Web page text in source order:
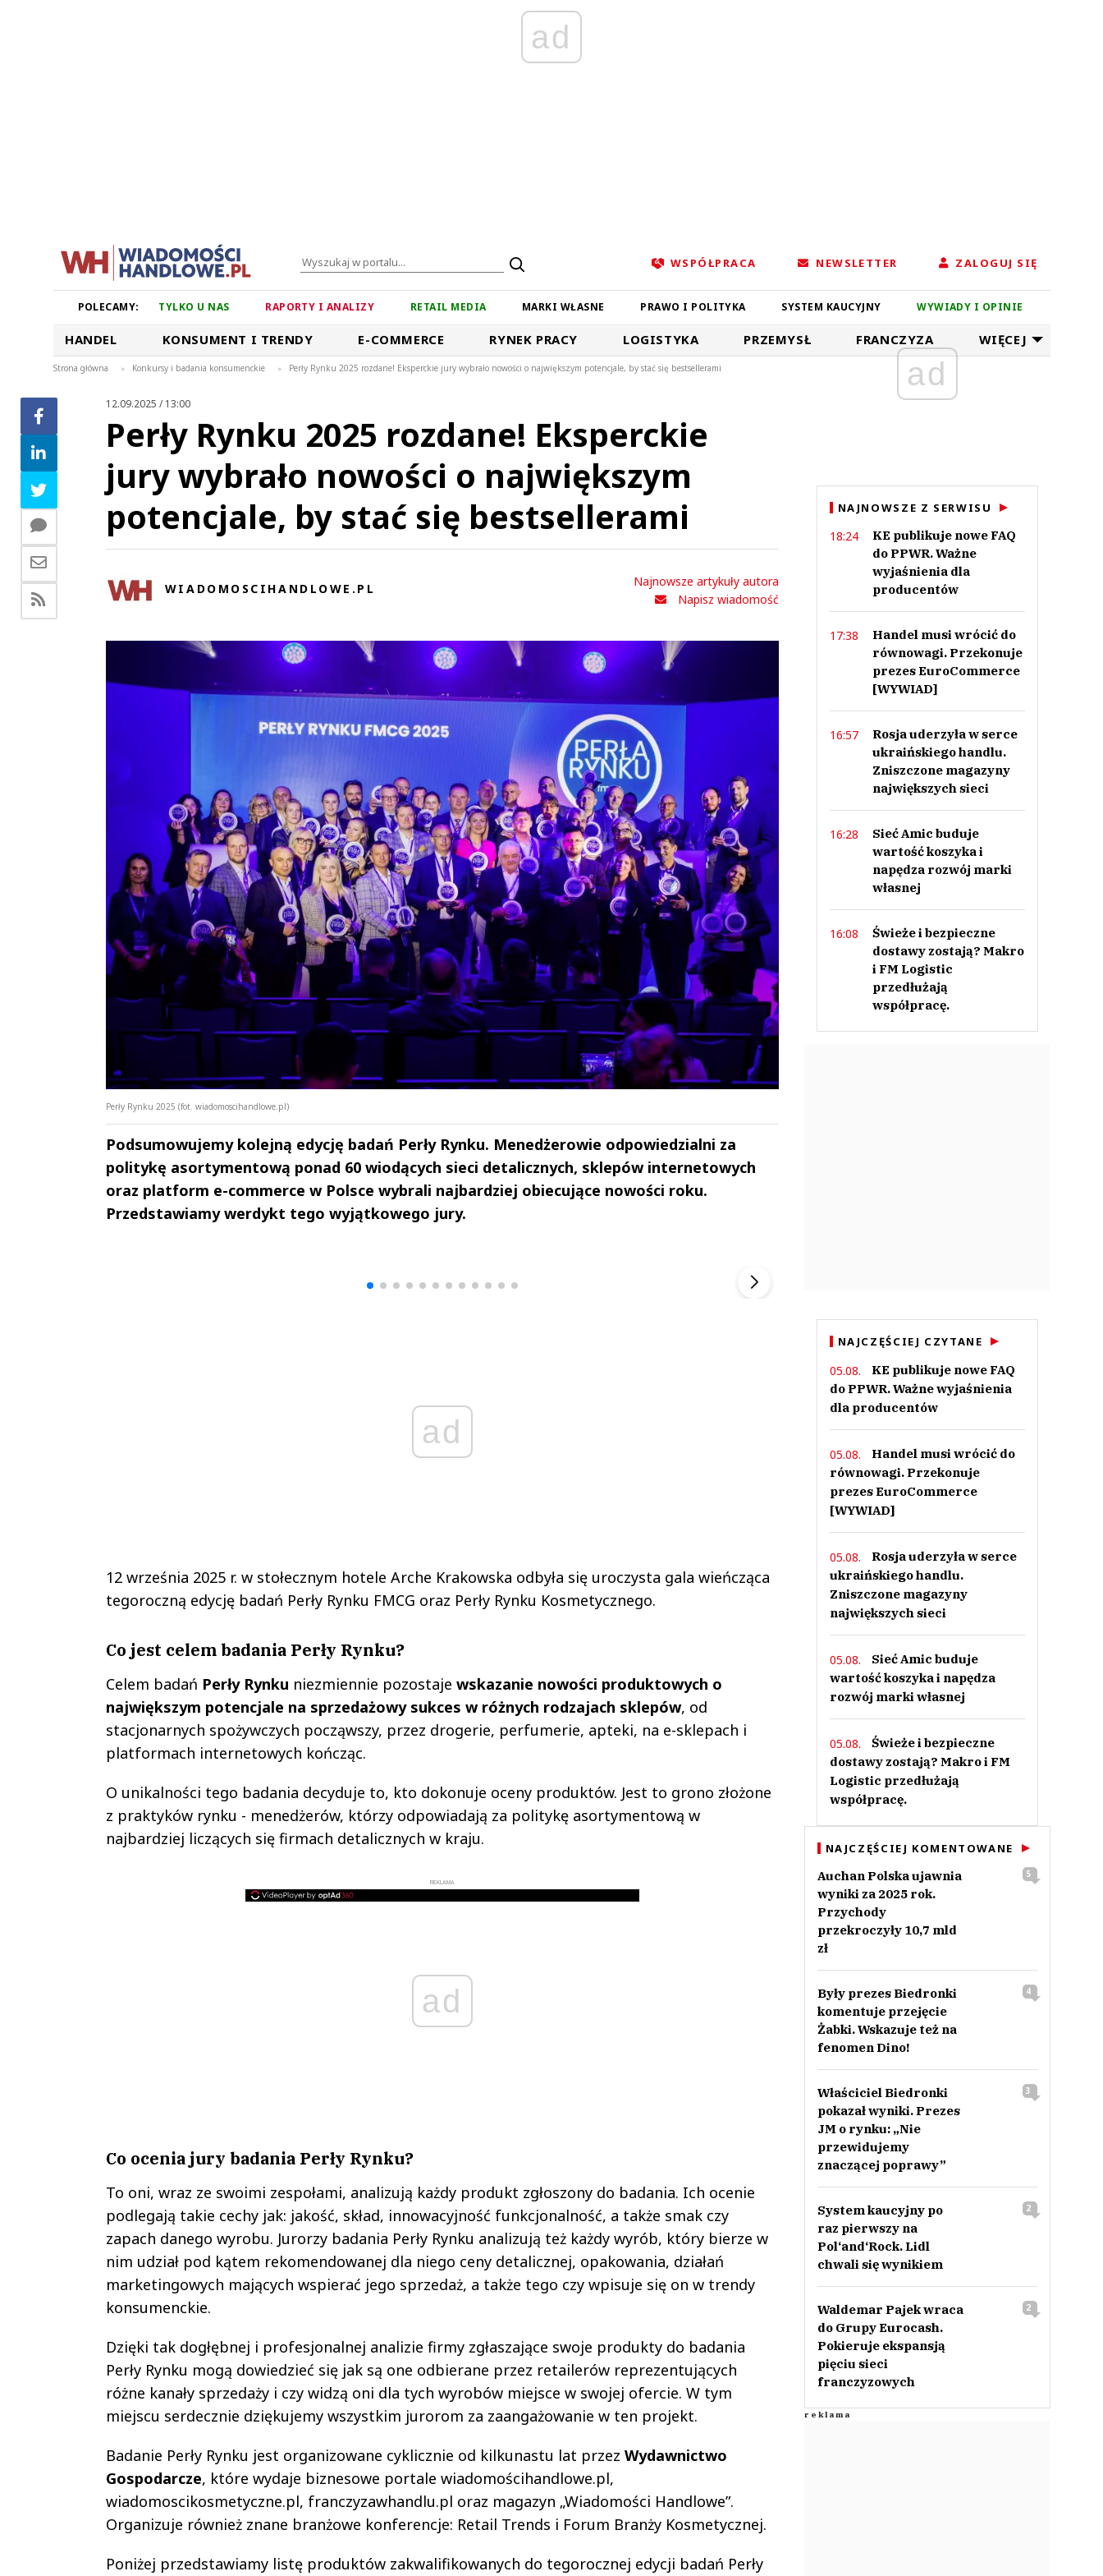
ad
WSPÓŁPRACA NEWSLETTER ZALOGUJ SIĘ
POLECAMY: TYLKO U NAS RAPORTY I ANALIZY RETAIL MEDIA MARKI WŁASNE PRAWO I POLITYKA SYSTEM KAUCYJNY WYWIADY I OPINIE
HANDEL KONSUMENT I TRENDY E-COMMERCE RYNEK PRACY LOGISTYKA PRZEMYSŁ FRANCZYZA WIĘCEJ
Strona główna > Konkursy i badania konsumenckie > Perły Rynku 2025 rozdane! Eksperckie jury wybrało nowości o największym potencjale, by stać się bestsellerami
12.09.2025 / 13:00
Perły Rynku 2025 rozdane! Eksperckie
jury wybrało nowości o największym
potencjale, by stać się bestsellerami
WIADOMOSCIHANDLOWE.PL
Najnowsze artykuły autora
Napisz wiadomość
Perły Rynku 2025 (fot. wiadomoscihandlowe.pl)
Podsumowujemy kolejną edycję badań Perły Rynku. Menedżerowie odpowiedzialni za
politykę asortymentową ponad 60 wiodących sieci detalicznych, sklepów internetowych
oraz platform e-commerce w Polsce wybrali najbardziej obiecujące nowości roku.
Przedstawiamy werdykt tego wyjątkowego jury.
ad
12 września 2025 r. w stołecznym hotele Arche Krakowska odbyła się uroczysta gala wieńcząca
tegoroczną edycję badań Perły Rynku FMCG oraz Perły Rynku Kosmetycznego.
Co jest celem badania Perły Rynku?
Celem badań Perły Rynku niezmiennie pozostaje wskazanie nowości produktowych o
największym potencjale na sprzedażowy sukces w różnych rodzajach sklepów, od
stacjonarnych spożywczych począwszy, przez drogerie, perfumerie, apteki, na e-sklepach i
platformach internetowych kończąc.
O unikalności tego badania decyduje to, kto dokonuje oceny produktów. Jest to grono złożone
z praktyków rynku - menedżerów, którzy odpowiadają za politykę asortymentową w
najbardziej liczących się firmach detalicznych w kraju.
REKLAMA
ad
Co ocenia jury badania Perły Rynku?
To oni, wraz ze swoimi zespołami, analizują każdy produkt zgłoszony do badania. Ich ocenie
podlegają takie cechy jak: jakość, skład, innowacyjność funkcjonalność, a także smak czy
zapach danego wyrobu. Jurorzy badania Perły Rynku analizują też każdy wyrób, który bierze w
nim udział pod kątem rekomendowanej dla niego ceny detalicznej, opakowania, działań
marketingowych mających wspierać jego sprzedaż, a także tego czy wpisuje się on w trendy
konsumenckie.
Dzięki tak dogłębnej i profesjonalnej analizie firmy zgłaszające swoje produkty do badania
Perły Rynku mogą dowiedzieć się jak są one odbierane przez retailerów reprezentujących
różne kanały sprzedaży i czy widzą oni dla tych wyrobów miejsce w swojej ofercie. W tym
miejscu serdecznie dziękujemy wszystkim jurorom za zaangażowanie w ten projekt.
Badanie Perły Rynku jest organizowane cyklicznie od kilkunastu lat przez Wydawnictwo
Gospodarcze, które wydaje biznesowe portale wiadomościhandlowe.pl,
wiadomoscikosmetyczne.pl, franczyzawhandlu.pl oraz magazyn „Wiadomości Handlowe”.
Organizuje również znane branżowe konferencje: Retail Trends i Forum Branży Kosmetycznej.
Poniżej przedstawiamy listę produktów zakwalifikowanych do tegorocznej edycji badań Perły
ad
NAJNOWSZE Z SERWISU
18:24
KE publikuje nowe FAQ
do PPWR. Ważne
wyjaśnienia dla
producentów
17:38
Handel musi wrócić do
równowagi. Przekonuje
prezes EuroCommerce
[WYWIAD]
16:57
Rosja uderzyła w serce
ukraińskiego handlu.
Zniszczone magazyny
największych sieci
16:28
Sieć Amic buduje
wartość koszyka i
napędza rozwój marki
własnej
16:08
Świeże i bezpieczne
dostawy zostają? Makro
i FM Logistic
przedłużają
współpracę.
NAJCZĘŚCIEJ CZYTANE
05.08.
KE publikuje nowe FAQ
do PPWR. Ważne wyjaśnienia
dla producentów
05.08.
Handel musi wrócić do
równowagi. Przekonuje
prezes EuroCommerce
[WYWIAD]
05.08.
Rosja uderzyła w serce
ukraińskiego handlu.
Zniszczone magazyny
największych sieci
05.08.
Sieć Amic buduje
wartość koszyka i napędza
rozwój marki własnej
05.08.
Świeże i bezpieczne
dostawy zostają? Makro i FM
Logistic przedłużają
współpracę.
NAJCZĘŚCIEJ KOMENTOWANE
Auchan Polska ujawnia
wyniki za 2025 rok.
Przychody
przekroczyły 10,7 mld
zł
5
Były prezes Biedronki
komentuje przejęcie
Żabki. Wskazuje też na
fenomen Dino!
4
Właściciel Biedronki
pokazał wyniki. Prezes
JM o rynku: „Nie
przewidujemy
znaczącej poprawy”
3
System kaucyjny po
raz pierwszy na
Pol‘and‘Rock. Lidl
chwali się wynikiem
2
Waldemar Pajek wraca
do Grupy Eurocash.
Pokieruje ekspansją
pięciu sieci
franczyzowych
2